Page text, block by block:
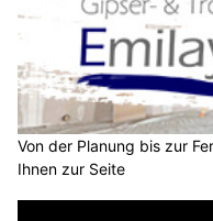
Von der Planung bis zur
Ihnen zur Seite